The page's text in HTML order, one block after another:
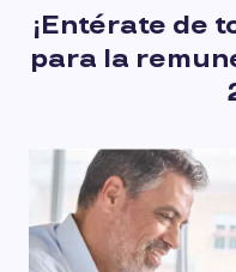
¡Entérate de
para la